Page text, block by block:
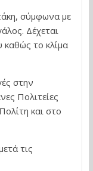
σύμφωνα με
Δέχεται
καθώς το κλίμα
στην
Πολιτείες
και στο
τις